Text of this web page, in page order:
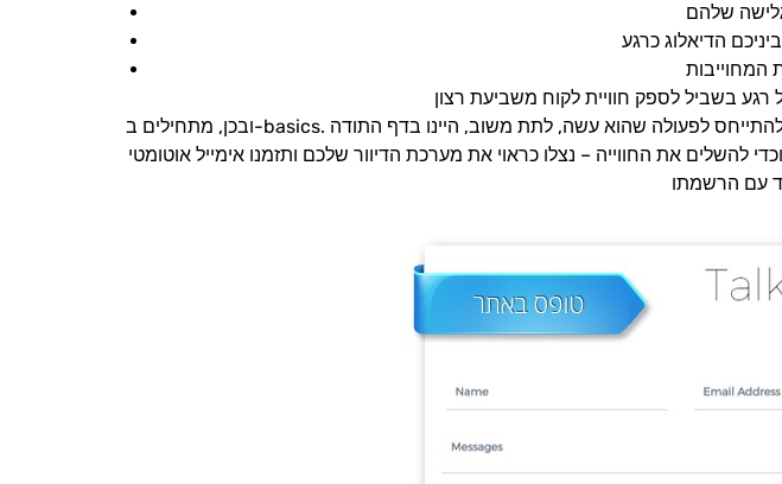
שלהם
הדיאלוג כרגע
ובכן, מתחילים ב-basics. יחס. יש לכם טופס באתר? ברגע שלקוח מילא את הטופס ולחץ על “שלח”, קודם כל חשוב להתייחס לפעולה שהוא עשה, לתת משוב, היינו בדף התודה
את החווייה – נצלו כראוי את מערכת הדיוור שלכם ותזמנו אימייל אוטומטי